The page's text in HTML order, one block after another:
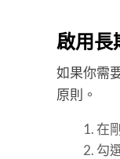
啟用長
如果你需
原則。
在
勾